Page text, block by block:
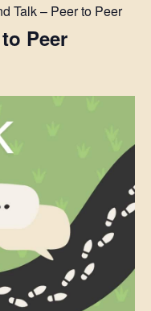
Talk – Peer to Peer
Peer